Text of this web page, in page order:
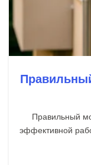
Правильный
эффективной